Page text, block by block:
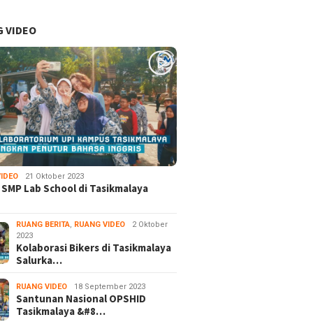
VIDEO
21 Oktober 2023
Lab School di Tasikmalaya
RUANG BERITA, RUANG VIDEO
2 Oktober
2023
Kolaborasi Bikers di Tasikmalaya
Salurka…
RUANG VIDEO 18 September 2023
Santunan Nasional OPSHID
Tasikmalaya &#8…